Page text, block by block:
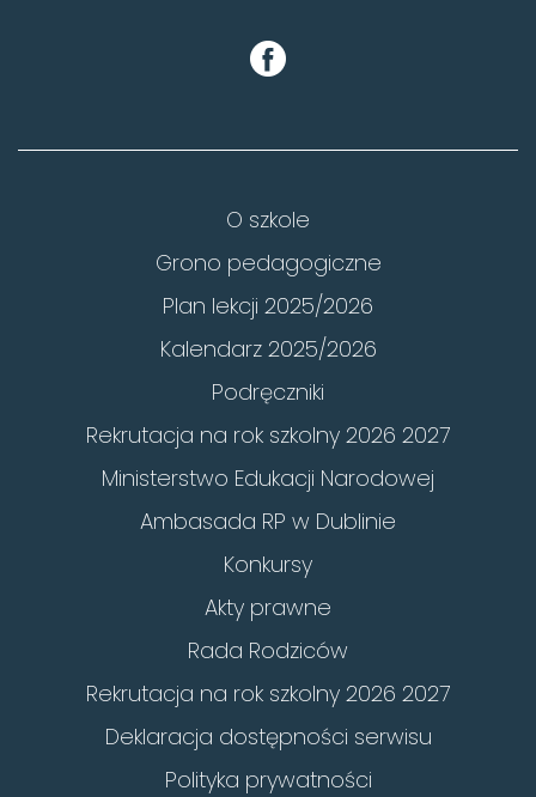
O szkole
Grono pedagogiczne
Plan lekcji 2025/2026
Kalendarz 2025/2026
Podręczniki
Rekrutacja na rok szkolny 2026 2027
Ministerstwo Edukacji Narodowej
Ambasada RP w Dublinie
Konkursy
Akty prawne
Rada Rodziców
Rekrutacja na rok szkolny 2026 2027
Deklaracja dostępności serwisu
Polityka prywatności